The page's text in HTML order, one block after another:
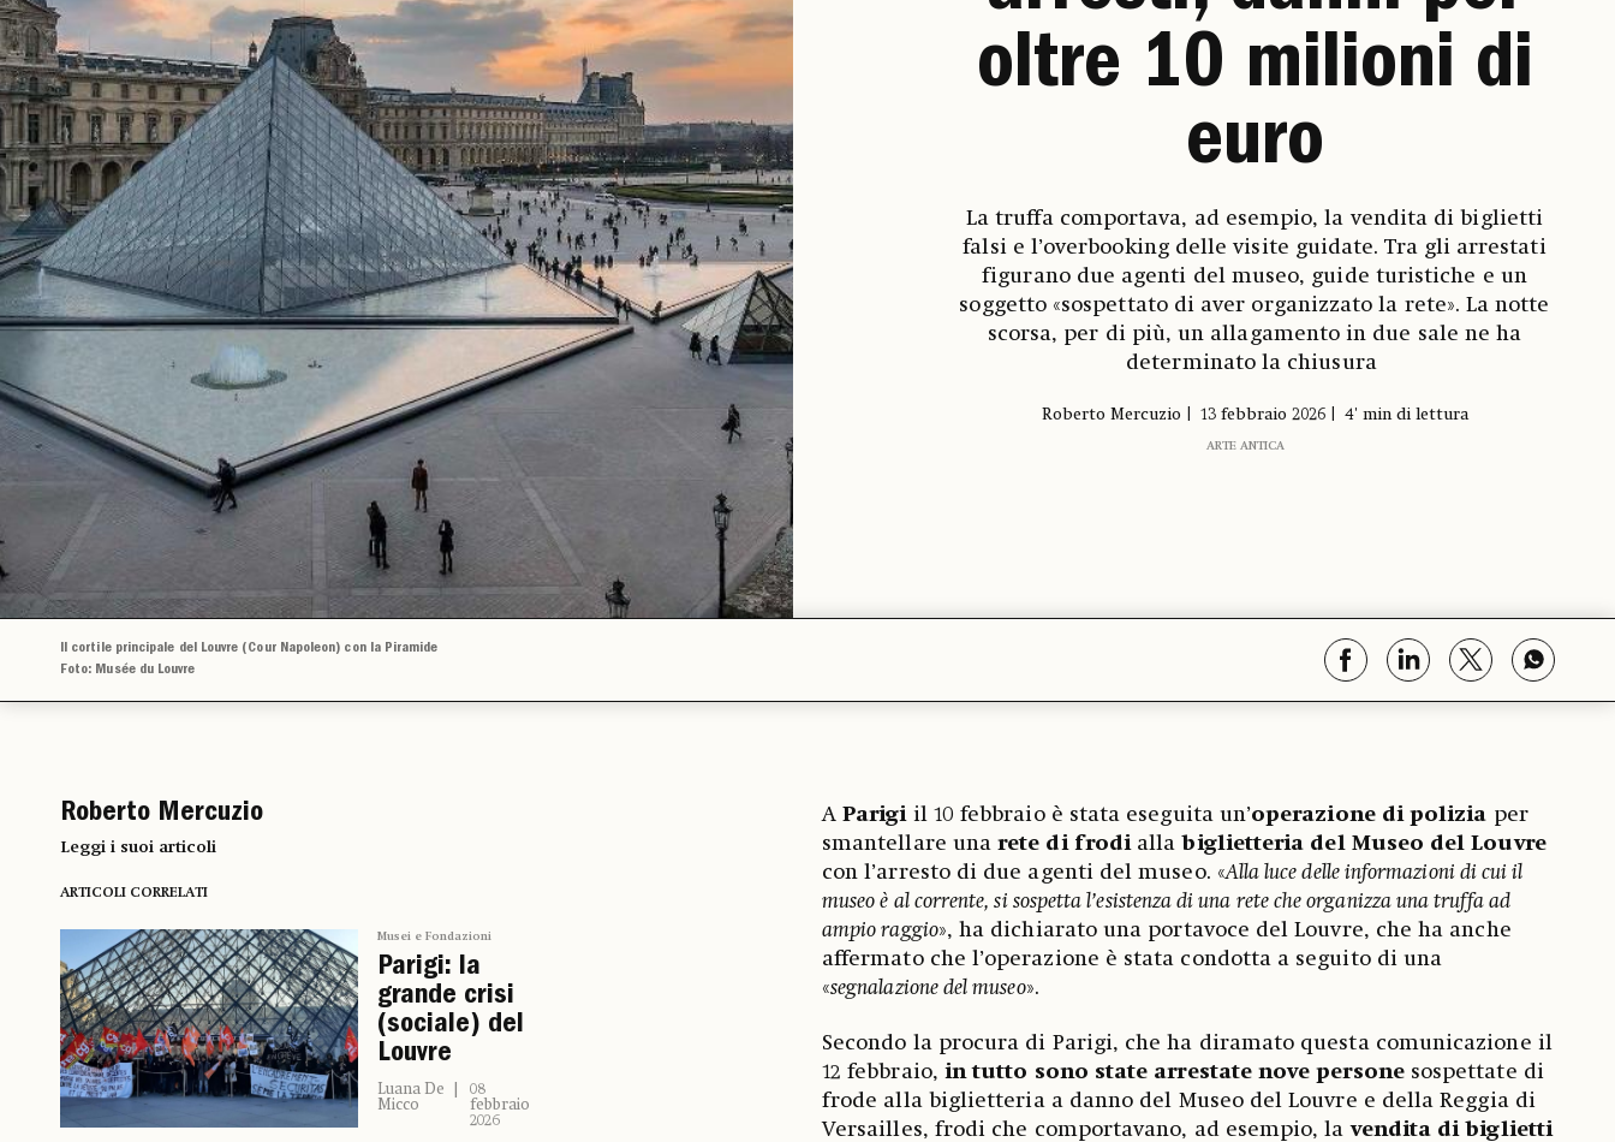
oltre 10 milioni di
euro
La truffa comportava, ad esempio, la vendita di biglietti
falsi e l’overbooking delle visite guidate. Tra gli arrestati
figurano due agenti del museo, guide turistiche e un
soggetto «sospettato di aver organizzato la rete». La notte
scorsa, per di più, un allagamento in due sale ne ha
determinato la chiusura
Roberto Mercuzio 13 febbraio 2026 4' min di lettura
ARTE ANTICA
Il cortile principale del Louvre (Cour Napoleon) con la Piramide
Foto: Musée du Louvre
Roberto Mercuzio
Leggi i suoi articoli
ARTICOLI CORRELATI
Musei e Fondazioni
Parigi: la
grande crisi
(sociale) del
Louvre
Luana De
Micco
08
febbraio
2026
AParigiil 10 febbraio è stata eseguita un’operazione di polizia per
smantellare unarete di frodiallabiglietteria del Museo del Louvre
con l’arresto di due agenti del museo. «Alla luce delle informazioni di cui il
museo è al corrente, si sospetta l’esistenza di una rete che organizza una truffa ad
ampio raggio», ha dichiarato una portavoce del Louvre, che ha anche
affermato che l’operazione è stata condotta a seguito di una
«segnalazione del museo».
Secondo la procura di Parigi, che ha diramato questa comunicazione il
12 febbraio, in tutto sono state arrestate nove personesospettate di
frode alla biglietteria a danno del Museo del Louvre e della Reggia di
Versailles, frodi che comportavano, ad esempio, lavendita di biglietti